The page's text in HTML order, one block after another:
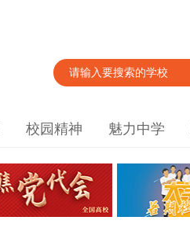
校园精神 魅力中学